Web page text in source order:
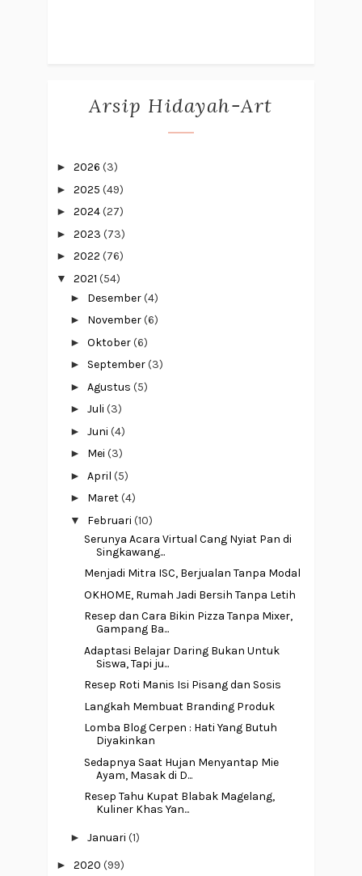
Arsip Hidayah-Art
► 2026 (3)
► 2025 (49)
► 2024(27)
► 2023 (73)
► 2022 (76)
▼ 2021 (54)
► Desember(4)
► November(6)
► Oktober(6)
► September(3)
► Agustus (5)
► Juli (3)
► Juni (4)
► Mei (3)
► April (5)
► Maret(4)
▼ Februari (10)
Serunya Acara Virtual Cang Nyiat Pan di
Singkawang...
Menjadi Mitra ISC, Berjualan Tanpa Modal
OKHOME, Rumah Jadi Bersih Tanpa Letih
Resep dan Cara Bikin Pizza Tanpa Mixer,
Gampang Ba...
Adaptasi Belajar Daring Bukan Untuk
Siswa, Tapi ju...
Resep Roti Manis Isi Pisang dan Sosis
Langkah Membuat Branding Produk
Lomba Blog Cerpen : Hati Yang Butuh
Diyakinkan
Sedapnya Saat Hujan Menyantap Mie
Ayam, Masak di D...
Resep Tahu Kupat Blabak Magelang,
Kuliner Khas Yan...
► Januari (1)
► 2020 (99)